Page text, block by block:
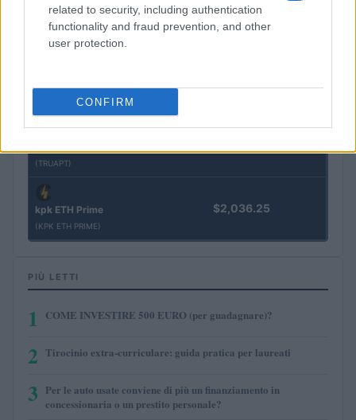
related to security, including authentication
functionality and fraud prevention, and other
user protection.
CONFIRM
JDB $0.022
(TRUAPT)
kpk ETH Prime
(KPK ETH PRIME)
$2,036.25
PIÙ LETTI
1 COME INVESTIRE 500 EURO (per guadagnare)?
2 Tirocinio extra-curriculare: guida pratica per laureati
3 Per le auto usate conviene di più un finanziamento in
concessionaria o un prestito personale?